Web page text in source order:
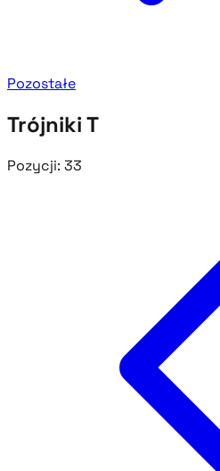
Pozostałe
Trójniki T
Pozycji: 33